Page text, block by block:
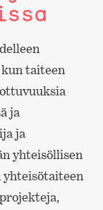
taiteen
ja
ja
yhteisöllisen
yhteisötaiteen